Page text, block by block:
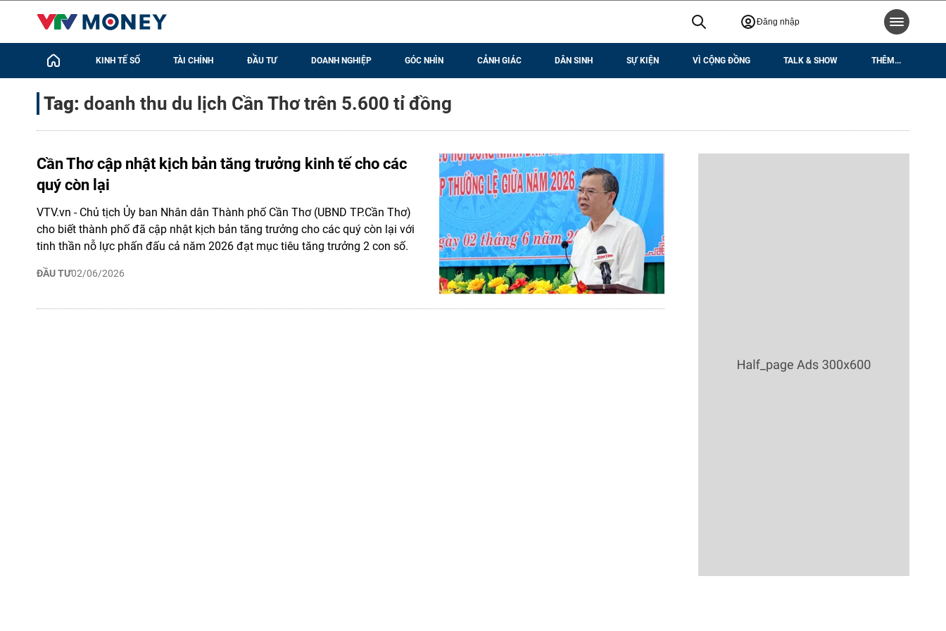
Đăng nhập
KINH TẾ SỐ TÀI CHÍNH ĐẦU TƯ DOANH NGHIỆP GÓC NHÌN CẢNH GIÁC DÂN SINH SỰ KIỆN VÌ CỘNG ĐỒNG TALK & SHOW THÊM...
Tag: doanh thu du lịch Cần Thơ trên 5.600 tỉ đồng
Cần Thơ cập nhật kịch bản tăng trưởng kinh tế cho các
quý còn lại
ĐẦU TƯ02/06/2026
VTV.vn - Chủ tịch Ủy ban Nhân dân Thành phố Cần Thơ (UBND TP.Cần Thơ)
cho biết thành phố đã cập nhật kịch bản tăng trưởng cho các quý còn lại với
tinh thần nỗ lực phấn đấu cả năm 2026 đạt mục tiêu tăng trưởng 2 con số.